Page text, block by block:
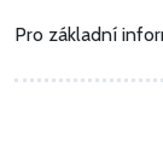
Pro základní